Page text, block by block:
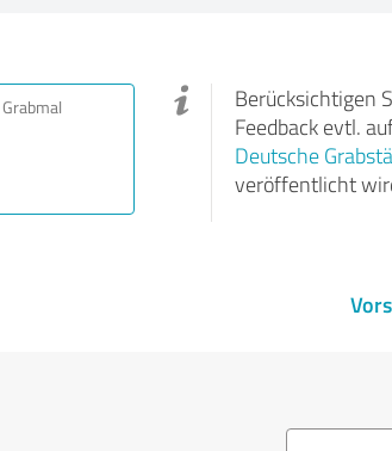
Berücksichtigen
Feedback evtl.
Deutsche
veröffentlicht